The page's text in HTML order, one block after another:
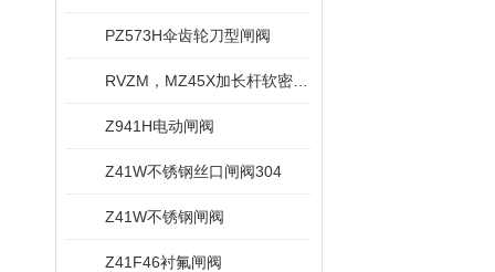
PZ573H伞齿轮刀型闸阀
Z941H电动闸阀
Z41W不锈钢丝口闸阀304
Z41W不锈钢闸阀
Z41F46衬氟闸阀